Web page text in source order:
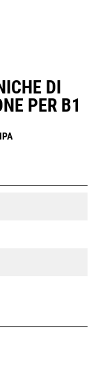
DI
PER B1